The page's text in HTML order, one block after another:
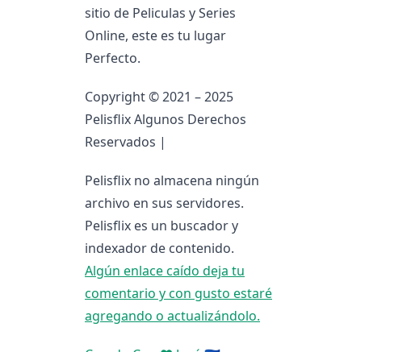
sitio de Peliculas y Series
Online, este es tu lugar
Perfecto.
Copyright © 2021 – 2025
Pelisflix Algunos Derechos
Reservados |
Pelisflix no almacena ningún
archivo en sus servidores.
Pelisflix es un buscador y
indexador de contenido.
Algún enlace caído deja tu
comentario y con gusto estaré
agregando o actualizándolo.